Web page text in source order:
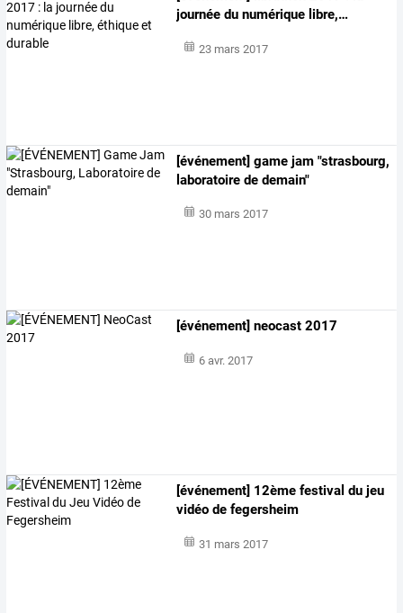
journée du numérique libre,…
23 mars 2017
[événement] game jam "strasbourg,
laboratoire de demain"
30 mars 2017
[événement] neocast 2017
6 avr. 2017
[événement] 12ème festival du jeu
vidéo de fegersheim
31 mars 2017